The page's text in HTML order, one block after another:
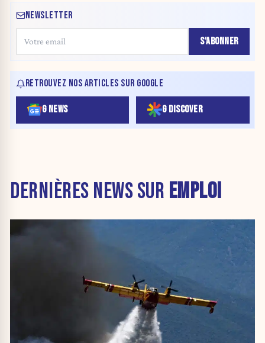
NEWSLETTER
S'ABONNER
RETROUVEZ NOS ARTICLES SUR GOOGLE
G NEWS G DISCOVER
DERNIÈRES NEWS SUR EMPLOI